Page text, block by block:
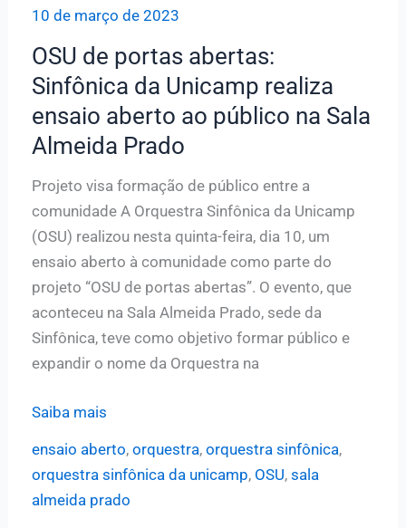
no
da
FCM
10 de março de 2023
OSU de portas abertas:
Sinfônica da Unicamp realiza
ensaio aberto ao público na Sala
Almeida Prado
Projeto visa formação de público entre a
comunidade A Orquestra Sinfônica da Unicamp
(OSU) realizou nesta quinta-feira, dia 10, um
ensaio aberto à comunidade como parte do
projeto “OSU de portas abertas”. O evento, que
aconteceu na Sala Almeida Prado, sede da
Sinfônica, teve como objetivo formar público e
expandir o nome da Orquestra na
OSU
abertas:
Sinfônica
Saiba mais
ensaio aberto, orquestra, orquestra sinfônica,
orquestra sinfônica da unicamp, OSU, sala
almeida prado